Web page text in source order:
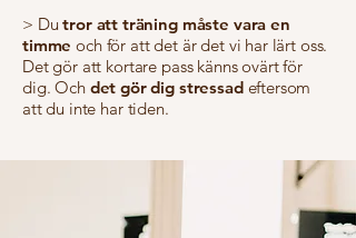
> Dutror att träning måste vara en
timmeoch för att det är det vi har lärt oss.
Det gör att kortare pass känns ovärt för
dig. Och det gör dig stressad eftersom
att du inte har tiden.